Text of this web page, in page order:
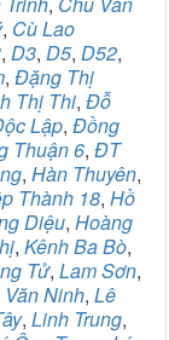
, Cù Lao
, D3, D5, D52,
, Đặng Thị
Thị Thi, Đỗ
Lập, Đồng
Thuận 6, ĐT
, Hàn Thuyên,
Thành 18, Hồ
Diệu, Hoàng
, Kênh Ba Bò,
Tử, Lam Sơn,
Văn Ninh, Lê
, Linh Trung,